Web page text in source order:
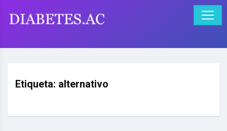
Etiqueta: alternativo